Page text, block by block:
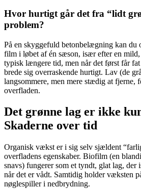
Hvor hurtigt går det fra “lidt
problem?
På en skyggefuld betonbelægning kan du
film i løbet af én sæson, især efter en
typisk længere tid, men når det først får
brede sig overraskende hurtigt. Lav (de
langsommere, men mere stædig at fjerne,
overfladen.
Det grønne lag er ikke
Skaderne over tid
Organisk vækst er i sig selv sjældent
overfladens egenskaber. Biofilm (en
snavs) fungerer som et tyndt, glat lag,
når det er vådt. Samtidig holder væksten
nøglespiller i nedbrydning.